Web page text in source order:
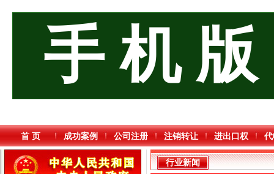
手 机 版
首 页 成功案例 公司注册 注销转让 进出口权
行业新闻